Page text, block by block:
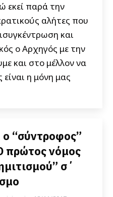
εκεί παρά την
αλήτες που
και
ο Αρχηγός με την
και στο μέλλον να
η μόνη μας
“σύντροφος”
πρώτος νόμος
σ΄